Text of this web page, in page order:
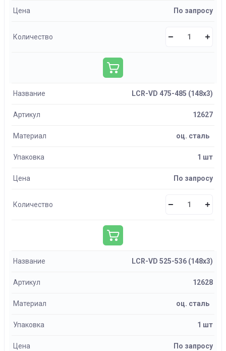
Цена По запросу
Количество
Название LCR-VD 475-485 (148х3)
Артикул 12627
Материал оц. сталь
Упаковка 1 шт
Цена По запросу
Количество
Название LCR-VD 525-536 (148х3)
Артикул 12628
Материал оц. сталь
Упаковка 1 шт
Цена По запросу